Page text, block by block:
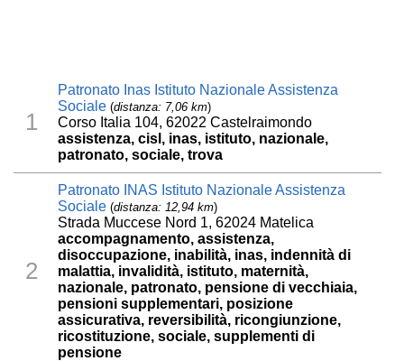
1
Patronato Inas Istituto Nazionale Assistenza
Sociale (distanza: 7,06 km)
Corso Italia 104, 62022 Castelraimondo
assistenza, cisl, inas, istituto, nazionale,
patronato, sociale, trova
2
Patronato INAS Istituto Nazionale Assistenza
Sociale (distanza: 12,94 km)
Strada Muccese Nord 1, 62024 Matelica
accompagnamento, assistenza,
disoccupazione, inabilità, inas, indennità di
malattia, invalidità, istituto, maternità,
nazionale, patronato, pensione di vecchiaia,
pensioni supplementari, posizione
assicurativa, reversibilità, ricongiunzione,
ricostituzione, sociale, supplementi di
pensione